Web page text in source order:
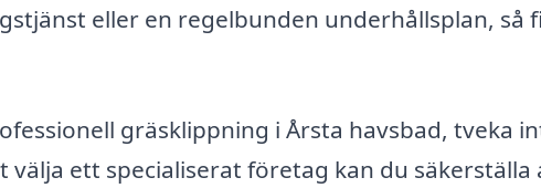
eller en regelbunden underhållsplan, så
gräsklippning i Årsta havsbad, tveka
välja ett specialiserat företag kan du säkerställa